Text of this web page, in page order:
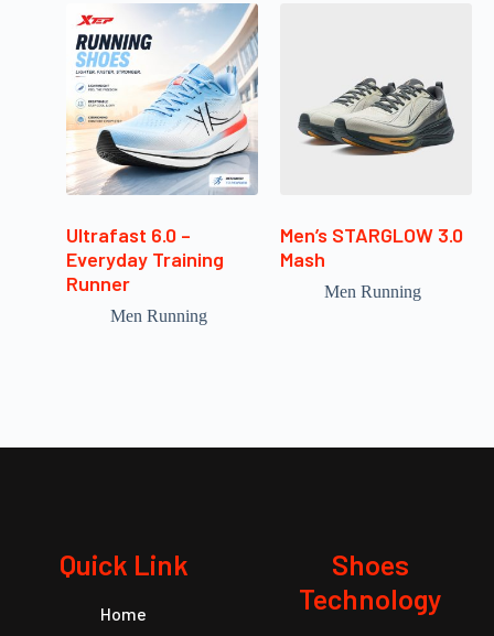
Ultrafast 6.0 –
Everyday Training
Runner
Men Running
Men’s STARGLOW 3.0
Mash
Men Running
Quick Link
Home
Shoes
Technology